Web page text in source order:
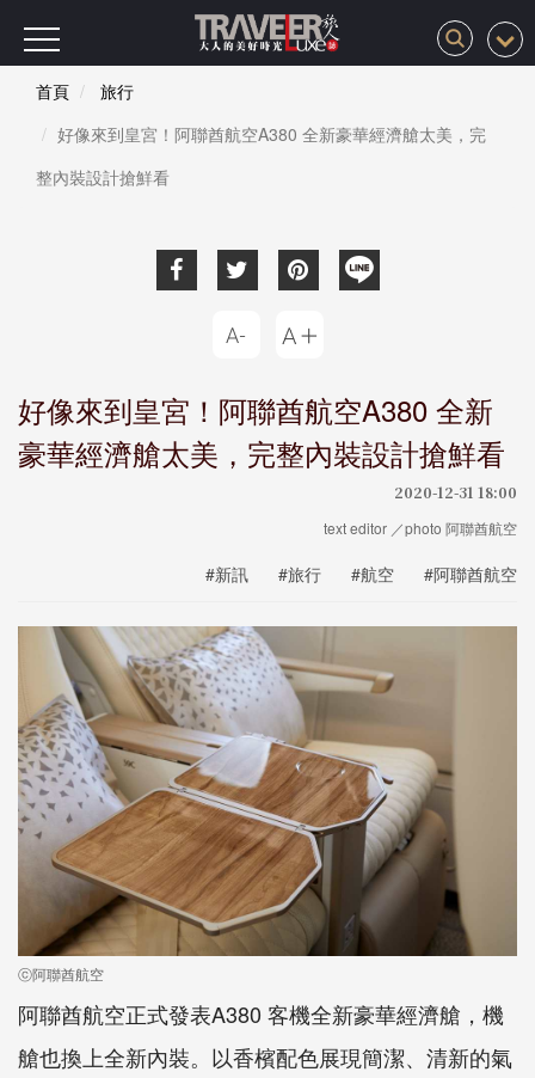
首頁
旅行
好像來到皇宮！阿聯酋航空A380 全新豪華經濟艙太美，完
整內裝設計搶鮮看
好像來到皇宮！阿聯酋航空A380 全新
豪華經濟艙太美，完整內裝設計搶鮮看
2020-12-31 18:00
text editor ／photo 阿聯酋航空
#新訊 #旅行 #航空 #阿聯酋航空
ⓒ阿聯酋航空
阿聯酋航空正式發表A380 客機全新豪華經濟艙，機
艙也換上全新內裝。以香檳配色展現簡潔、清新的氣